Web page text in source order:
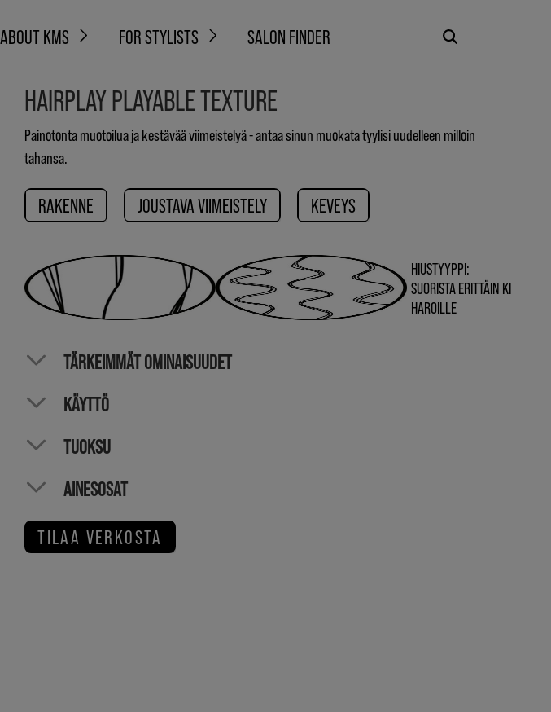
ABOUT KMS FOR STYLISTS SALON FINDER
HAIRPLAY PLAYABLE TEXTURE
Painotonta muotoilua ja kestävää viimeistelyä - antaa sinun muokata tyylisi uudelleen milloin
tahansa.
RAKENNE JOUSTAVA VIIMEISTELY KEVEYS
HIUSTYYPPI:
SUORISTA ERITTÄIN KI
HAROILLE
TÄRKEIMMÄT OMINAISUUDET
KÄYTTÖ
TUOKSU
AINESOSAT
TILAA VERKOSTA